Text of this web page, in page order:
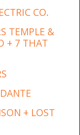
CO.
TEMPLE &
+ 7 THAT
+ LOST